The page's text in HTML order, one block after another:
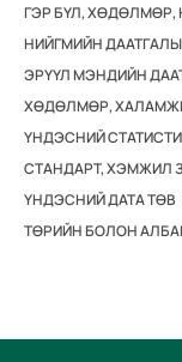
ГЭР БҮЛ,
НИЙГМИЙН
ЭРҮҮЛ МЭНДИЙН
ХӨДӨЛМӨР,
ҮНДЭСНИЙ
СТАНДАРТ, ХЭМЖИЛ
ҮНДЭСНИЙ ДАТА ТӨВ
ТӨРИЙН БОЛОН